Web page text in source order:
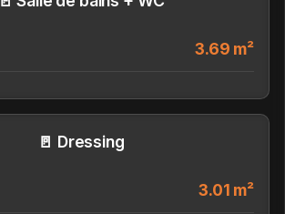
3.69 m²
🚪 Dressing
3.01 m²